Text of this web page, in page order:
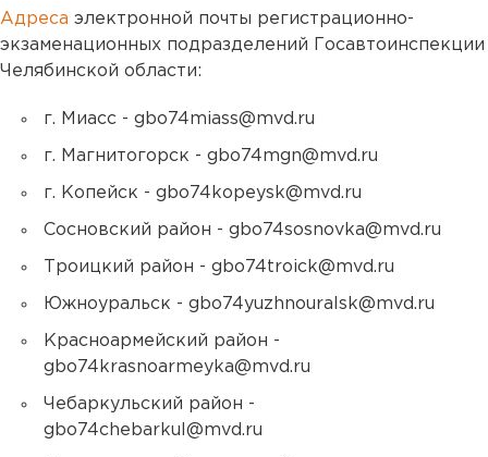
Адреса электронной почты регистрационно-
экзаменационных подразделений Госавтоинспекции
Челябинской области:
г. Миасс - gbo74miass@mvd.ru
г. Магнитогорск - gbo74mgn@mvd.ru
г. Копейск - gbo74kopeysk@mvd.ru
Сосновский район - gbo74sosnovka@mvd.ru
Троицкий район - gbo74troick@mvd.ru
Южноуральск - gbo74yuzhnouralsk@mvd.ru
Красноармейский район -
gbo74krasnoarmeyka@mvd.ru
Чебаркульский район -
gbo74chebarkul@mvd.ru